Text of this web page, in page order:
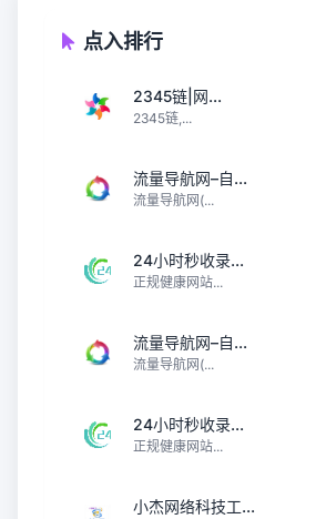
点入排行
2345链|网...
2345链,...
流量导航网–自...
流量导航网(...
24小时秒收录...
正规健康网站...
流量导航网–自...
流量导航网(...
24小时秒收录...
正规健康网站...
小杰网络科技工...